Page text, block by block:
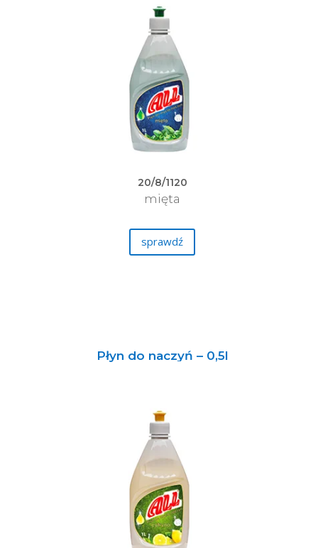
20/8/1120
mięta
sprawdź
Płyn do naczyń – 0,5l